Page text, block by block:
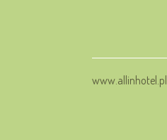
www.allinhotel.pl